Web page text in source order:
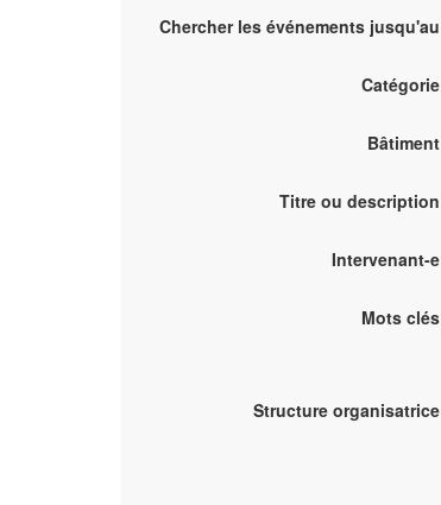
Chercher les événements jusqu'au
Catégorie
Bâtiment
Titre ou description
Intervenant-e
Mots clés
Structure organisatrice